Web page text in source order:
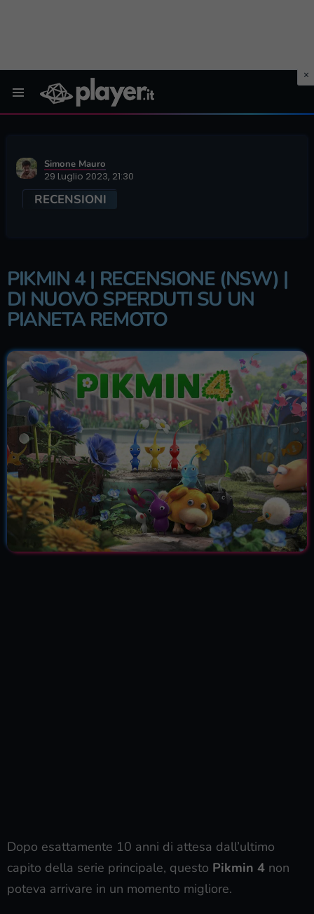
Simone Mauro
29 Luglio 2023, 21:30
RECENSIONI
PIKMIN 4 | RECENSIONE (NSW) |
DI NUOVO SPERDUTI SU UN
PIANETA REMOTO
Dopo esattamente 10 anni di attesa dall’ultimo
capito della serie principale, questo Pikmin 4 non
poteva arrivare in un momento migliore.